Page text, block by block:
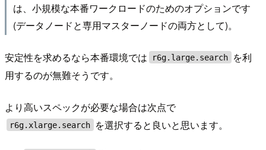
は、小規模な本番ワークロードのためのオプションです
(データノードと専用マスターノードの両方として)。
安定性を求めるなら本番環境では r6g.large.search
を利
用するのが無難そうです。
より高いスペックが必要な場合は次点で
r6g.xlarge.search を選択すると良いと思います。